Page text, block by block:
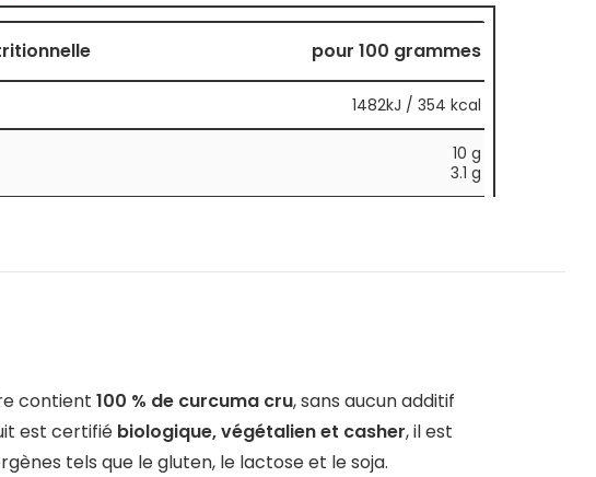
pour 100 grammes
1482kJ / 354 kcal
10 g
3.1 g
pour 100 grammes
contient 100 % de curcuma cru, sans aucun additif
est certifié biologique, végétalien et casher, il est
tels que le gluten, le lactose et le soja.